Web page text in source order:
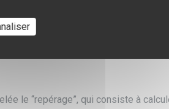
quatre secondes. Si nous
le “repérage”, qui consiste à